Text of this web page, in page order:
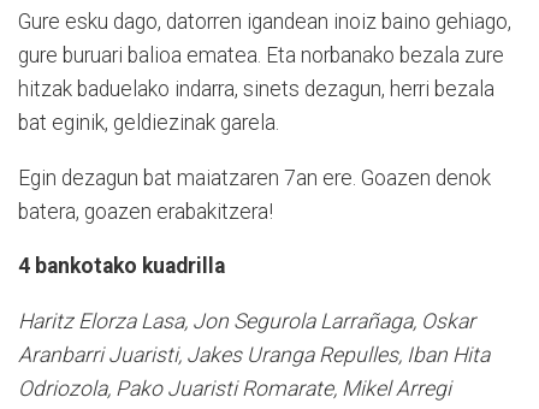
Gure esku dago, datorren igandean inoiz baino gehiago,
gure buruari balioa ematea. Eta norbanako bezala zure
hitzak baduelako indarra, sinets dezagun, herri bezala
bat eginik, geldiezinak garela.
Egin dezagun bat maiatzaren 7an ere. Goazen denok
batera, goazen erabakitzera!
4 bankotako kuadrilla
Haritz Elorza Lasa, Jon Segurola Larrañaga, Oskar
Aranbarri Juaristi, Jakes Uranga Repulles, Iban Hita
Odriozola, Pako Juaristi Romarate, Mikel Arregi